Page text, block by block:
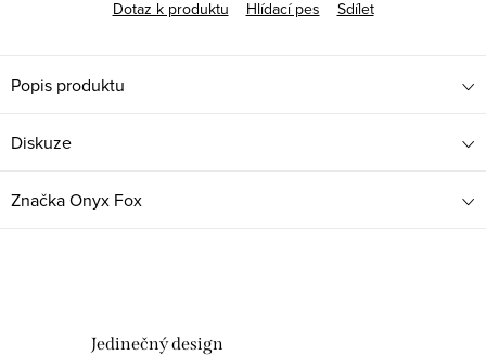
Dotaz k produktu
Hlídací pes Sdílet
Popis produktu
Diskuze
ZnačkaOnyx Fox
Jedinečný design